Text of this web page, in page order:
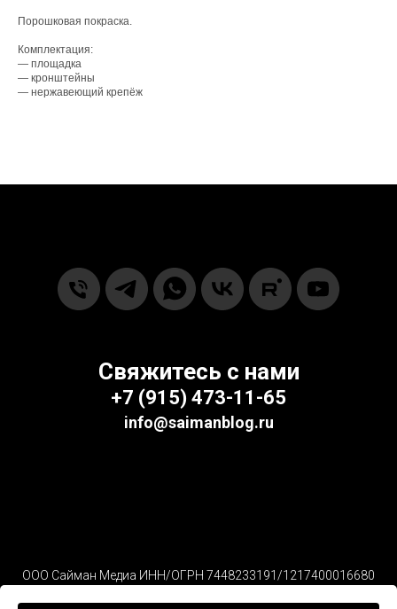
Порошковая покраска.
Комплектация:
— площадка
— кронштейны
— нержавеющий крепёж
Свяжитесь с нами
+7 (915) 473-11-65‬
info@saimanblog.ru
ООО Сайман Медиа ИНН/ОГРН 7448233191/1217400016680